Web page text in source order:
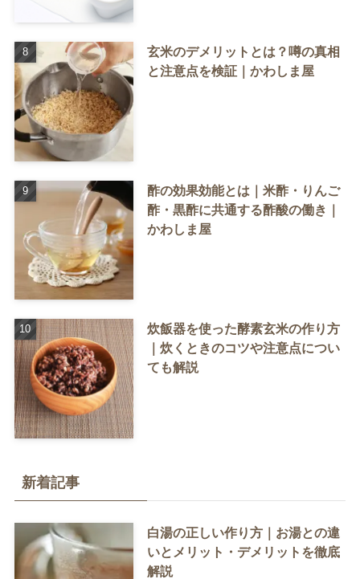
玄米のデメリットとは？噂の真相
と注意点を検証｜かわしま屋
酢の効果効能とは｜米酢・りんご
酢・黒酢に共通する酢酸の働き｜
かわしま屋
炊飯器を使った酵素玄米の作り方
｜炊くときのコツや注意点につい
ても解説
新着記事
白湯の正しい作り方｜お湯との違
いとメリット・デメリットを徹底
解説